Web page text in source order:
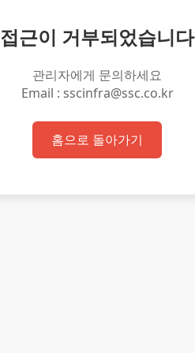
접근이 거부되었습니다
관리자에게 문의하세요
Email : sscinfra@ssc.co.kr
홈으로 돌아가기